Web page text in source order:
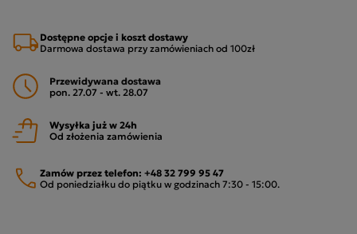
Dostępne opcje i koszt dostawy
Darmowa dostawa przy zamówieniach od 100zł
Przewidywana dostawa
pon. 27.07 - wt. 28.07
Wysyłka już w 24h
Od złożenia zamówienia
Zamów przez telefon: +48 32 799 95 47
Od poniedziałku do piątku w godzinach 7:30 - 15:00.